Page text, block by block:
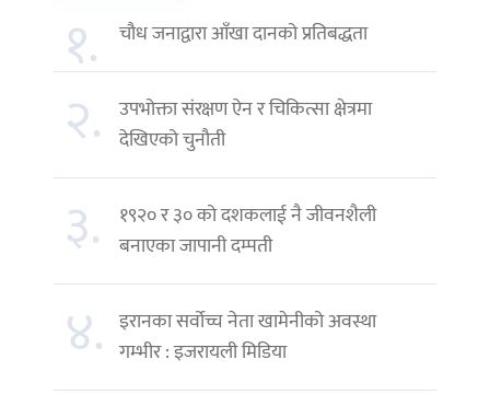
१. चौध जनाद्वारा आँखा दानको प्रतिबद्धता
२. उपभोक्ता संरक्षण ऐन र चिकित्सा क्षेत्रमा
देखिएको चुनौती
३.
१९२० र ३० को दशकलाई नै जीवनशैली
बनाएका जापानी दम्पती
४. इरानका सर्वोच्च नेता खामेनीको अवस्था
गम्भीर : इजरायली मिडिया